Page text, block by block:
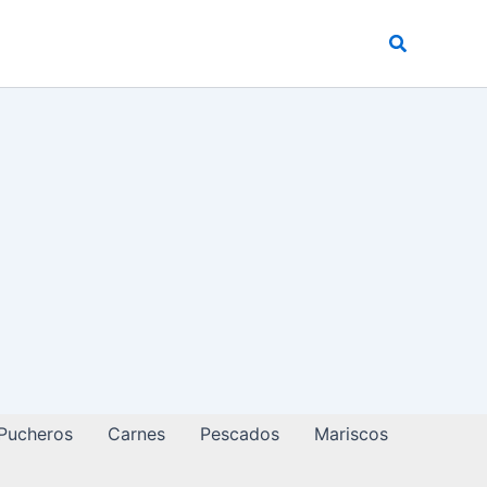
Buscar
Carnes Pescados
Mariscos